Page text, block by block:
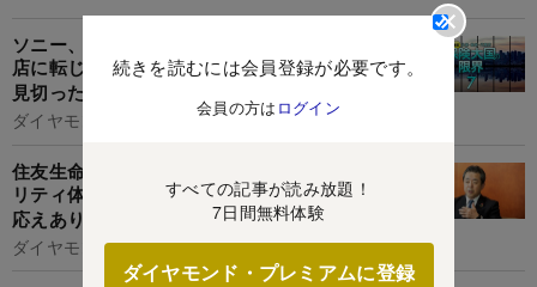
続きを読むには会員登録が必要です。
会員の方は ログイン
すべての記事が読み放題！
7日間無料体験
ダイヤモンド・プレミアムに登録
ソニー、プルデンシャル、日本生命を辞めて代理
店に転じた現役営業職員が暴露する「私が古巣を
見切った理由」【座談会】
ダイヤモンド編集部
住友生命社長に聞く新営業施策の進捗、「バイタ
リティ体験版普及＆ソニー生命との乗り合いに手
応えあり」
ダイヤモンド編集部